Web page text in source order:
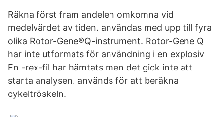
Räkna först fram andelen omkomna vid
medelvärdet av tiden. användas med upp till fyra
olika Rotor-Gene®Q-instrument. Rotor-Gene Q
har inte utformats för användning i en explosiv
En -rex-fil har hämtats men det gick inte att
starta analysen. används för att beräkna
cykeltröskeln.